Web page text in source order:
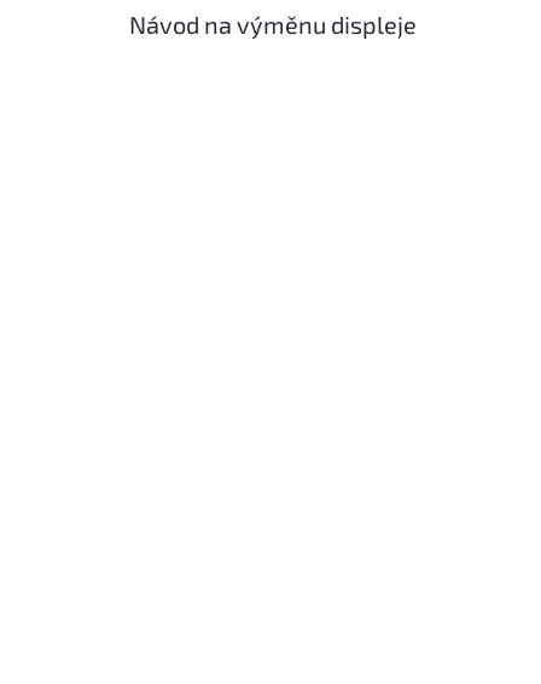
Návod na výměnu displeje